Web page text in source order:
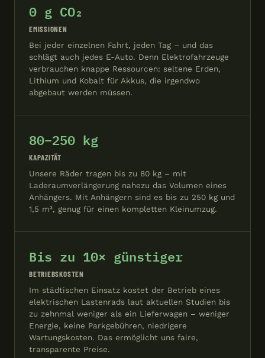
0 g CO₂
EMISSIONEN
Bei jeder einzelnen Fahrt, jeden Tag – und das
schlägt auch jedes E-Auto. Denn Elektrofahrzeuge
verbrauchen knappe Ressourcen: seltene Erden,
Lithium und Kobalt für Akkus, die irgendwo
abgebaut werden müssen.
80–250 kg
KAPAZITÄT
Unsere Räder tragen bis zu 80 kg – mit
Laderaumverlängerung nahezu das Volumen eines
Anhängers. Mit Anhängern sind es bis zu 250 kg und
1,5 m³, genug für einen kompletten Kleinumzug.
Bis zu 10× günstiger
BETRIEBSKOSTEN
Im städtischen Einsatz kostet der Betrieb eines
elektrischen Lastenrads laut aktuellen Studien bis
zu zehnmal weniger als ein Lieferwagen – weniger
Energie, keine Parkgebühren, niedrigere
Wartungskosten. Das ermöglicht uns faire,
transparente Preise.